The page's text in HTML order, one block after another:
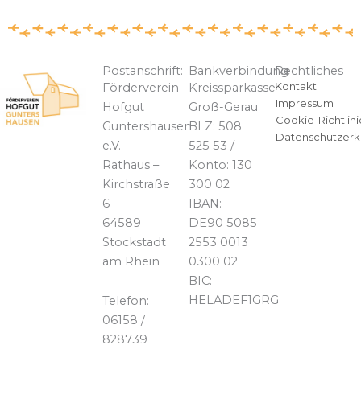
Postanschrift:
Förderverein
Hofgut
Guntershausen
e.V.
Rathaus –
Kirchstraße
6
64589
Stockstadt
am Rhein
Telefon:
06158 /
828739
Bankverbindung
Kreissparkasse
Groß-Gerau
BLZ: 508
525 53 /
Konto: 130
300 02
IBAN:
DE90 5085
2553 0013
0300 02
BIC:
HELADEF1GRG
Rechtliches
Kontakt
Impressum
Cookie-